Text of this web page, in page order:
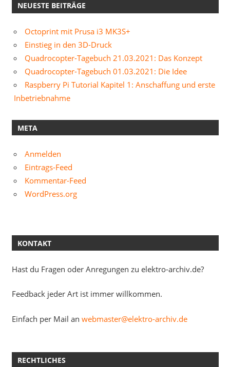
NEUESTE BEITRÄGE
Octoprint mit Prusa i3 MK3S+
Einstieg in den 3D-Druck
Quadrocopter-Tagebuch 21.03.2021: Das Konzept
Quadrocopter-Tagebuch 01.03.2021: Die Idee
Raspberry Pi Tutorial Kapitel 1: Anschaffung und erste
Inbetriebnahme
META
Anmelden
Eintrags-Feed
Kommentar-Feed
WordPress.org
KONTAKT
Hast du Fragen oder Anregungen zu elektro-archiv.de?
Feedback jeder Art ist immer willkommen.
Einfach per Mail an webmaster@elektro-archiv.de
RECHTLICHES